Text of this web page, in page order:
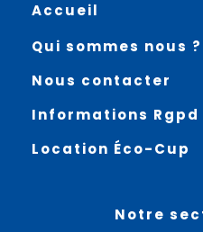
Accueil
Qui sommes nous ?
Nous contacter
Informations Rgpd
Location Éco-Cup
Notre